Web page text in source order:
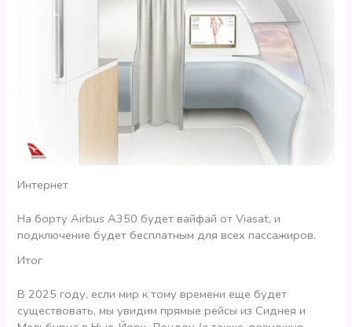
Интернет
На борту Airbus A350 будет вайфай от Viasat, и
подключение будет бесплатным для всех пассажиров.
Итог
В 2025 году, если мир к тому времени еще будет
существовать, мы увидим прямые рейсы из Сиднея и